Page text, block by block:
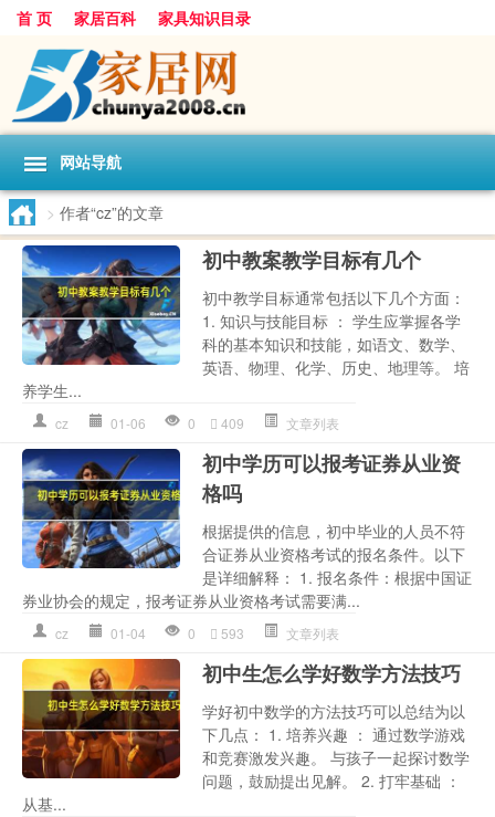
首 页 家居百科 家具知识目录
网站导航
> 作者“cz”的文章
初中教案教学目标有几个
初中教学目标通常包括以下几个方面：
1. 知识与技能目标 ： 学生应掌握各学
科的基本知识和技能，如语文、数学、
英语、物理、化学、历史、地理等。 培
养学生...
cz 01-06 0 409 文章列表
初中学历可以报考证券从业资
格吗
根据提供的信息，初中毕业的人员不符
合证券从业资格考试的报名条件。以下
是详细解释： 1. 报名条件：根据中国证
券业协会的规定，报考证券从业资格考试需要满...
cz 01-04 0 593 文章列表
初中生怎么学好数学方法技巧
学好初中数学的方法技巧可以总结为以
下几点： 1. 培养兴趣 ： 通过数学游戏
和竞赛激发兴趣。 与孩子一起探讨数学
问题，鼓励提出见解。 2. 打牢基础 ：
从基...